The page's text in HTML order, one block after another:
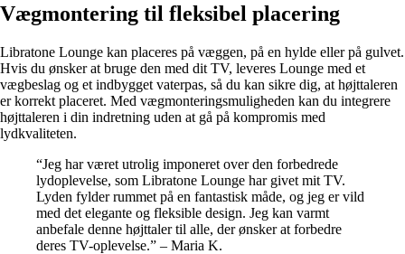
Vægmontering til fleksibel placering
Libratone Lounge kan placeres på væggen, på en hylde eller på gulvet.
Hvis du ønsker at bruge den med dit TV, leveres Lounge med et
vægbeslag og et indbygget vaterpas, så du kan sikre dig, at højttaleren
er korrekt placeret. Med vægmonteringsmuligheden kan du integrere
højttaleren i din indretning uden at gå på kompromis med
lydkvaliteten.
“Jeg har været utrolig imponeret over den forbedrede
lydoplevelse, som Libratone Lounge har givet mit TV.
Lyden fylder rummet på en fantastisk måde, og jeg er vild
med det elegante og fleksible design. Jeg kan varmt
anbefale denne højttaler til alle, der ønsker at forbedre
deres TV-oplevelse.” – Maria K.